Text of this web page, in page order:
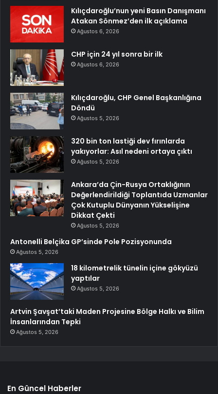
Kılıçdaroğlu’nun yeni Basın Danışmanı
Atakan Sönmez’den ilk açıklama
Ağustos 6, 2026
CHP için 24 yıl sonra bir ilk
Ağustos 6, 2026
Kılıçdaroğlu, CHP Genel Başkanlığına
Döndü
Ağustos 5, 2026
320 bin ton lastiği dev fırınlarda
yakıyorlar: Asıl nedeni ortaya çıktı
Ağustos 5, 2026
Ankara’da Çin-Rusya Ortaklığının
Değerlendirildiği Toplantıda Uzmanlar
Çok Kutuplu Dünyanın Yükselişine
Dikkat Çekti
Ağustos 5, 2026
Antonelli Belçika GP’sinde Pole Pozisyonunda
Ağustos 5, 2026
18 kilometrelik tünelin içine gökyüzü
yaptılar
Ağustos 5, 2026
Artvin Şavşat’taki Maden Projesine Bölge Halkı ve Bilim
İnsanlarından Tepki
Ağustos 5, 2026
En Güncel Haberler